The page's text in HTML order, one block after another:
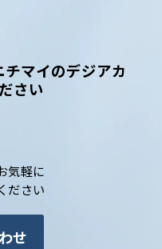
マイのデジアカ
さい
気軽に
ださい
せ